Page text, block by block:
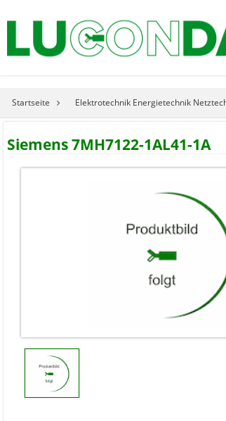
Startseite Elektrotechnik Energietechnik
Siemens 7MH7122-1AL41-1A